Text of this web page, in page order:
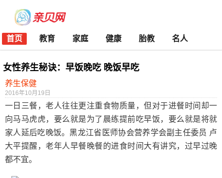
首页 教育 家庭 健康 胎教 名人
女性养生秘诀：早饭晚吃 晚饭早吃
养生保健
2016年10月19日
一日三餐，老人往往更注重食物质量，但对于进餐时间却一
向马马虎虎，要么就是为了晨练提前吃早饭，要么就是将就
家人延后吃晚饭。黑龙江省医师协会营养学会副主任委员 卢
大平提醒，老年人早餐晚餐的进食时间大有讲究，过早过晚
都不宜。